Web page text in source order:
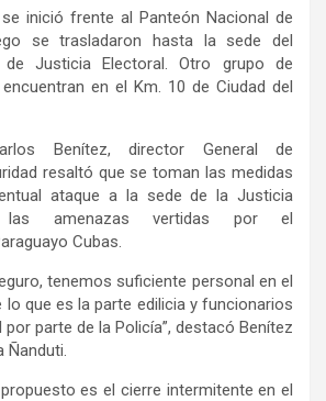
inició frente al Panteón Nacional de
se trasladaron hasta la sede del
de Justicia Electoral. Otro grupo de
en el Km. 10 de Ciudad del
Benítez, director General de
resaltó que se toman las medidas
ataque a la sede de la Justicia
las amenazas vertidas por el
Cubas.
tenemos suficiente personal en el
lo que es la parte edilicia y funcionarios
por parte de la Policía”, destacó Benítez
Ñanduti.
es el cierre intermitente en el